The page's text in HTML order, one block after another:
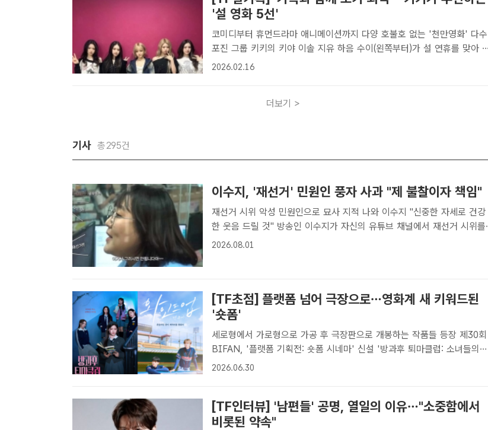
'설 영화 5선'
코미디부터 휴먼드라마 애니메이션까지 다양 호불호 없는 '천만영화' 다수
포진 그룹 키키의 키야 이솔 지유 하음 수이(왼쪽부터)가 설 연휴를 맞아 가
족이 함께 즐기기 좋은 영화를 각각 추천했다./스타쉽엔터테인먼트[더팩트
2026.02.16
더보기 >
기사 총295건
이수지, '재선거' 민원인 풍자 사과 "제 불찰이자 책임"
재선거 시위 악성 민원인으로 묘사 지적 나와 이수지 "신중한 자세로 건강
한 웃음 드릴 것" 방송인 이수지가 자신의 유튜브 채널에서 재선거 시위를
악성 민원처럼 묘사했다는 논란에 자필 사과문을 올렸다. /유튜브 '핫이슈
2026.08.01
[TF초점] 플랫폼 넘어 극장으로…영화계 새 키워드된
'숏폼'
세로형에서 가로형으로 가공 후 극장판으로 개봉하는 작품들 등장 제30회
BIFAN, '플랫폼 기획전: 숏폼 시네마' 신설 '방과후 퇴마클럽: 소녀들의
밤'(왼쪽)과 '와인드업: 더 무비'가 숏폼 드라마에서 극장판으로 관객들과 만
2026.06.30
[TF인터뷰] '남편들' 공명, 열일의 이유…"소중함에서
비롯된 약속"